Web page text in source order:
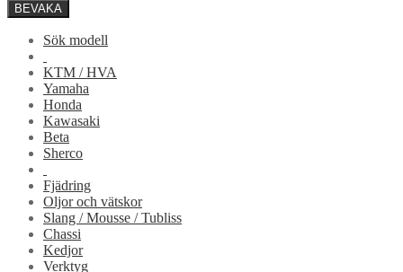
BEVAKA
Sök modell
KTM / HVA
Yamaha
Honda
Kawasaki
Beta
Sherco
Fjädring
Oljor och vätskor
Slang / Mousse / Tubliss
Chassi
Kedjor
Verktyg